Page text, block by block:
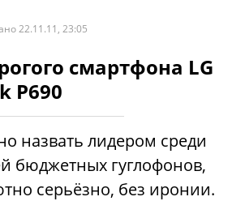
22.11.11, 23:05
смартфона LG
P690
назвать лидером среди
бюджетных гуглофонов,
серьёзно, без иронии.